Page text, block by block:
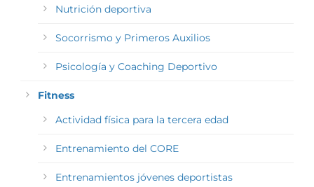
Nutrición deportiva
Socorrismo y Primeros Auxilios
Psicología y Coaching Deportivo
Fitness
Actividad física para la tercera edad
Entrenamiento del CORE
Entrenamientos jóvenes deportistas